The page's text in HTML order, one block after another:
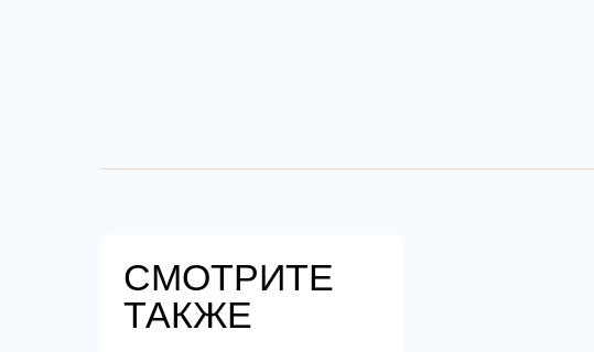
СМОТРИТЕ
ТАКЖЕ